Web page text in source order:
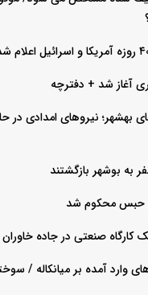
آغاز شد + دفترچه
نیرو‌های امدادی در
صنعتی در جاده خاوران